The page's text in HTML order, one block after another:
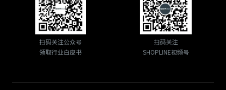
扫码关注公众号
领取行业白皮书
扫码关注
SHOPLINE视频号